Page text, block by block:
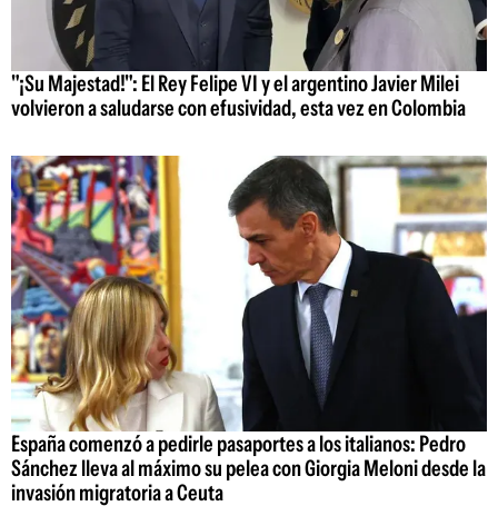
"¡Su Majestad!": El Rey Felipe VI y el argentino Javier Milei
volvieron a saludarse con efusividad, esta vez en Colombia
España comenzó a pedirle pasaportes a los italianos: Pedro
Sánchez lleva al máximo su pelea con Giorgia Meloni desde la
invasión migratoria a Ceuta